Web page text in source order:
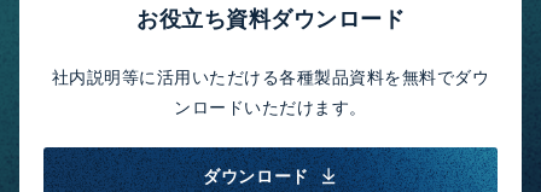
お役立ち資料ダウンロード
社内説明等に活用いただける各種製品資料を無料でダウ
ンロードいただけます。
ダウンロード